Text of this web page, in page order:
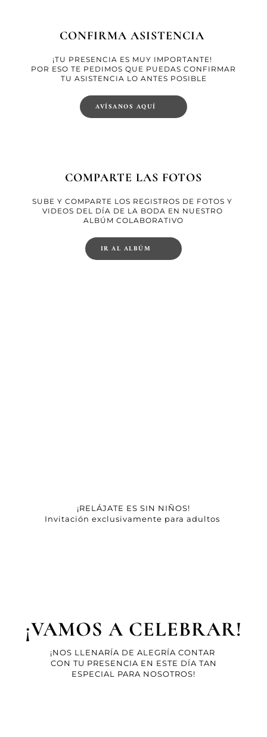
CONFIRMA ASISTENCIA
¡TU PRESENCIA ES MUY IMPORTANTE!
POR ESO TE PEDIMOS QUE PUEDAS CONFIRMAR
TU ASISTENCIA LO ANTES POSIBLE
AVÍSANOS AQUÍ
COMPARTE LAS FOTOS
SUBE Y COMPARTE LOS REGISTROS DE FOTOS Y
VIDEOS DEL DÍA DE LA BODA EN NUESTRO
ALBÚM COLABORATIVO
IR AL ALBÚM
¡RELÁJATE ES SIN NIÑOS!
Invitación exclusivamente para adultos
¡VAMOS A CELEBRAR!
¡NOS LLENARÍA DE ALEGRÍA CONTAR
CON TU PRESENCIA EN ESTE DÍA TAN
ESPECIAL PARA NOSOTROS!